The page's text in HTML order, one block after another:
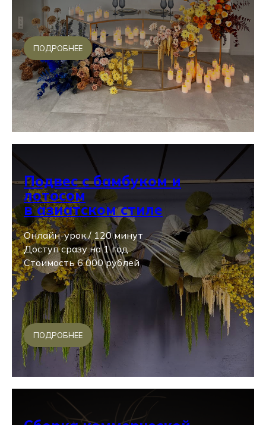
ПОДРОБНЕЕ
Подвес с бамбуком и
лотосом
в азиатском стиле
Онлайн-урок / 120 минут
Доступ сразу на 1 год
Стоимость 6 000 рублей
ПОДРОБНЕЕ